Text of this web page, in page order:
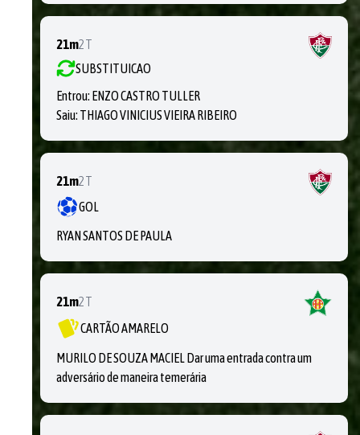
21m2T
SUBSTITUICAO
Entrou: ENZO CASTRO TULLER
Saiu: THIAGO VINICIUS VIEIRA RIBEIRO
21m2T
GOL
RYAN SANTOS DE PAULA
21m2T
CARTÃO AMARELO
MURILO DE SOUZA MACIEL Dar uma entrada contra um
adversário de maneira temerária